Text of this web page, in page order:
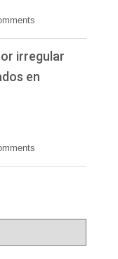
irregular
en